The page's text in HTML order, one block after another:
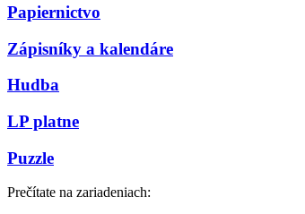
Papiernictvo
Zápisníky a kalendáre
Hudba
LP platne
Puzzle
Prečítate na zariadeniach: